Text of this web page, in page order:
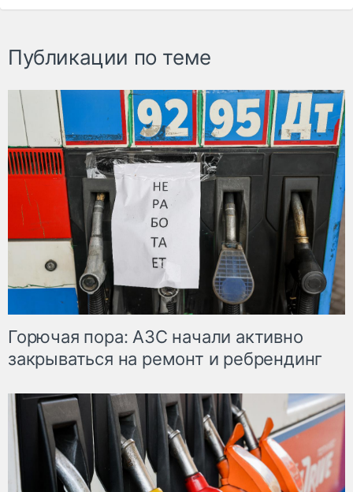
Публикации по теме
Горючая пора: АЗС начали активно
закрываться на ремонт и ребрендинг